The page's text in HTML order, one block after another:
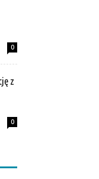
0
z
0